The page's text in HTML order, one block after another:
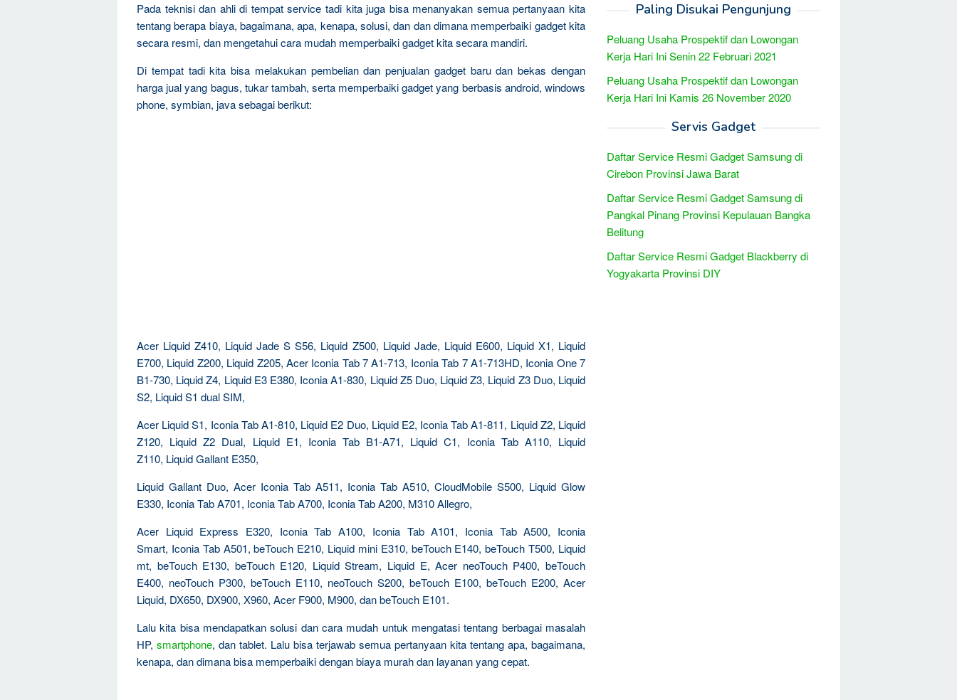
Pada teknisi dan ahli di tempat service tadi kita juga bisa menanyakan semua pertanyaan kita
tentang berapa biaya, bagaimana, apa, kenapa, solusi, dan dan dimana memperbaiki gadget kita
secara resmi, dan mengetahui cara mudah memperbaiki gadget kita secara mandiri.
Di tempat tadi kita bisa melakukan pembelian dan penjualan gadget baru dan bekas dengan
harga jual yang bagus, tukar tambah, serta memperbaiki gadget yang berbasis android, windows
phone, symbian, java sebagai berikut:
Acer Liquid Z410, Liquid Jade S S56, Liquid Z500, Liquid Jade, Liquid E600, Liquid X1, Liquid
E700, Liquid Z200, Liquid Z205, Acer Iconia Tab 7 A1-713, Iconia Tab 7 A1-713HD, Iconia One 7
B1-730, Liquid Z4, Liquid E3 E380, Iconia A1-830, Liquid Z5 Duo, Liquid Z3, Liquid Z3 Duo, Liquid
S2, Liquid S1 dual SIM,
Acer Liquid S1, Iconia Tab A1-810, Liquid E2 Duo, Liquid E2, Iconia Tab A1-811, Liquid Z2, Liquid
Z120, Liquid Z2 Dual, Liquid E1, Iconia Tab B1-A71, Liquid C1, Iconia Tab A110, Liquid
Z110, Liquid Gallant E350,
Liquid Gallant Duo, Acer Iconia Tab A511, Iconia Tab A510, CloudMobile S500, Liquid Glow
E330, Iconia Tab A701, Iconia Tab A700, Iconia Tab A200, M310 Allegro,
Acer Liquid Express E320, Iconia Tab A100, Iconia Tab A101, Iconia Tab A500, Iconia
Smart, Iconia Tab A501, beTouch E210, Liquid mini E310, beTouch E140, beTouch T500, Liquid
mt, beTouch E130, beTouch E120, Liquid Stream, Liquid E, Acer neoTouch P400, beTouch
E400, neoTouch P300, beTouch E110, neoTouch S200, beTouch E100, beTouch E200, Acer
Liquid, DX650, DX900, X960, Acer F900, M900, dan beTouch E101.
Lalu kita bisa mendapatkan solusi dan cara mudah untuk mengatasi tentang berbagai masalah
HP, smartphone, dan tablet. Lalu bisa terjawab semua pertanyaan kita tentang apa, bagaimana,
kenapa, dan dimana bisa memperbaiki dengan biaya murah dan layanan yang cepat.
Paling Disukai Pengunjung
Peluang Usaha Prospektif dan Lowongan
Kerja Hari Ini Senin 22 Februari 2021
Peluang Usaha Prospektif dan Lowongan
Kerja Hari Ini Kamis 26 November 2020
Servis Gadget
Daftar Service Resmi Gadget Samsung di
Cirebon Provinsi Jawa Barat
Daftar Service Resmi Gadget Samsung di
Pangkal Pinang Provinsi Kepulauan Bangka
Belitung
Daftar Service Resmi Gadget Blackberry di
Yogyakarta Provinsi DIY